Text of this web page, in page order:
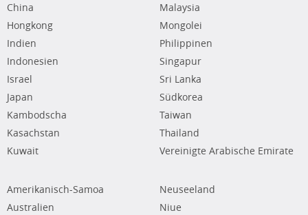
China
Hongkong
Indien
Indonesien
Israel
Japan
Kambodscha
Kasachstan
Kuwait
Malaysia
Mongolei
Philippinen
Singapur
Sri Lanka
Südkorea
Taiwan
Thailand
Vereinigte Arabische Emirate
Amerikanisch-Samoa
Australien
Neuseeland
Niue